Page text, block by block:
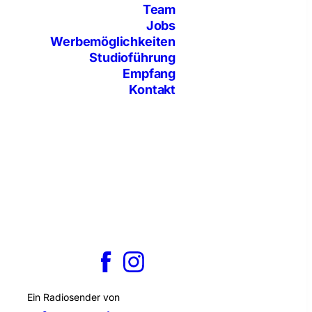
Team
Jobs
Werbemöglichkeiten
Studioführung
Empfang
Kontakt
Ein Radiosender von